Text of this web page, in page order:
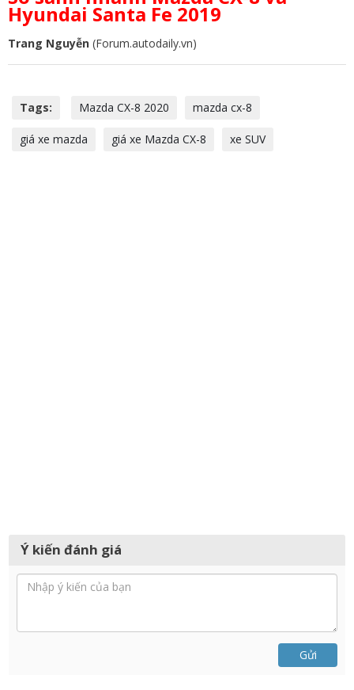
Hyundai Santa Fe 2019
Trang Nguyễn (Forum.autodaily.vn)
Tags: Mazda CX-8 2020 mazda cx-8
giá xe mazda giá xe Mazda CX-8 xe SUV
Ý kiến đánh giá
Gửi